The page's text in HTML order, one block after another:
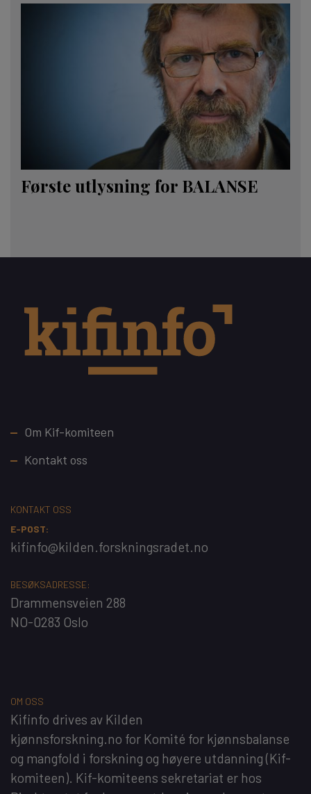
Første utlysning for BALANSE
Footer
Om Kif-komiteen
Kontakt oss
KONTAKT OSS
E-POST:
kifinfo@kilden.forskningsradet.no
BESØKSADRESSE:
Drammensveien 288
NO-0283 Oslo
OM OSS
Kifinfo drives av Kilden
kjønnsforskning.no for Komité for kjønnsbalanse
og mangfold i forskning og høyere utdanning(Kif-
komiteen). Kif-komiteens sekretariat er hos